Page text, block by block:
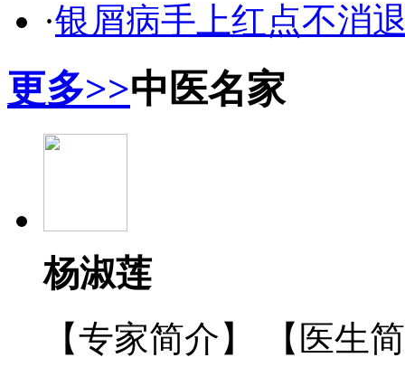
·银屑病手上红点不消
更多>>中医名家
杨淑莲
【专家简介】 【医生